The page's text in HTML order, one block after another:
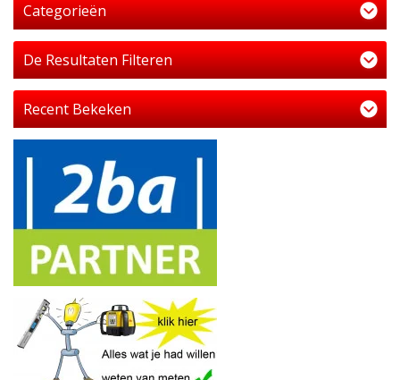
Categorieën
De Resultaten Filteren
Recent Bekeken